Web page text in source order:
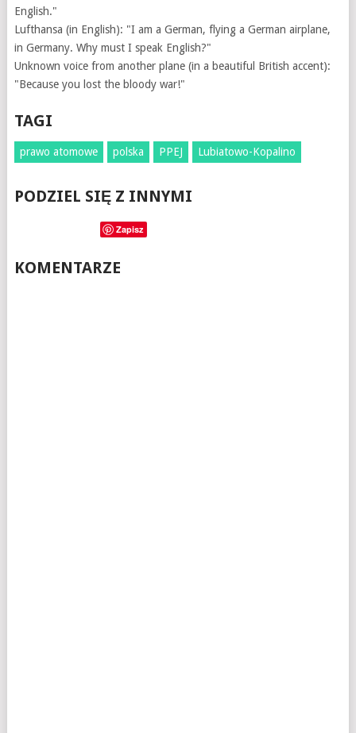
English."
Lufthansa (in English): "I am a German, flying a German airplane,
in Germany. Why must I speak English?"
Unknown voice from another plane (in a beautiful British accent):
"Because you lost the bloody war!"
TAGI
prawo atomowe polska PPEJ Lubiatowo-Kopalino
PODZIEL SIĘ Z INNYMI
Zapisz
KOMENTARZE